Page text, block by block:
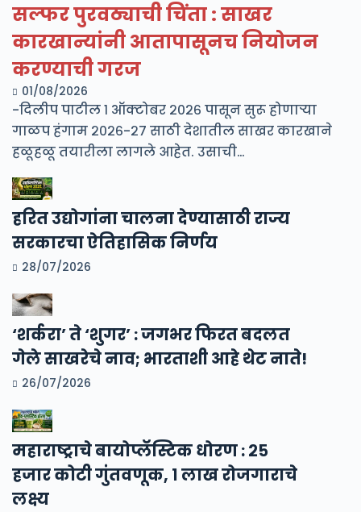
सल्फर पुरवठ्याची चिंता : साखर
कारखान्यांनी आतापासूनच नियोजन
करण्याची गरज
01/08/2026
-दिलीप पाटील १ ऑक्टोबर २०२६ पासून सुरू होणाऱ्या
गाळप हंगाम २०२६-२७ साठी देशातील साखर कारखाने
हळूहळू तयारीला लागले आहेत. उसाची…
हरित उद्योगांना चालना देण्यासाठी राज्य
सरकारचा ऐतिहासिक निर्णय
28/07/2026
‘शर्करा’ ते ‘शुगर’ : जगभर फिरत बदलत
गेले साखरेचे नाव; भारताशी आहे थेट नाते!
26/07/2026
महाराष्ट्राचे बायोप्लॅस्टिक धोरण : २५
हजार कोटी गुंतवणूक, १ लाख रोजगाराचे
लक्ष्य